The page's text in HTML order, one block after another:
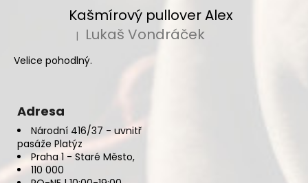
Kašmírový pullover Alex
Hodnocení produktu je 5 z 5 hvězdiček.
| Lukaš Vondráček
Velice pohodlný.
Adresa
Národní 416/37 - uvnitř
pasáže Platýz
Praha 1 - Staré Město,
110 000